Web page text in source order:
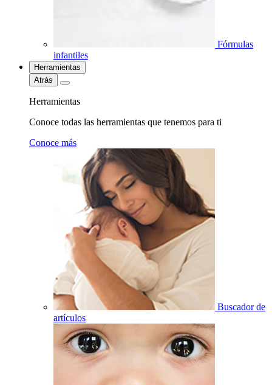
Fórmulas
infantiles
Herramientas
Atrás
Herramientas
Conoce todas las herramientas que tenemos para ti
Conoce más
Buscador de
artículos